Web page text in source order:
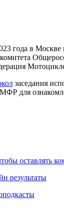
года в
заседания
МФР для
оставлять